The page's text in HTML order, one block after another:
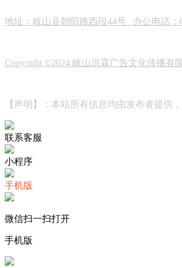
地址：岐山县朝阳路西段44号 办公电话：
Copyright ©2024 岐山洪霖广告文化传播有
【声明】：本站所有信息均由发布者提供
联系客服
小程序
手机版
微信扫一扫打开
手机版